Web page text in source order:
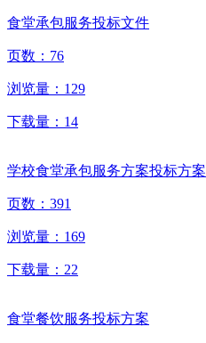
食堂承包服务投标文件
页数： 76
浏览量： 129
下载量： 14
学校食堂承包服务方案投标方案
页数： 391
浏览量： 169
下载量： 22
食堂餐饮服务投标方案